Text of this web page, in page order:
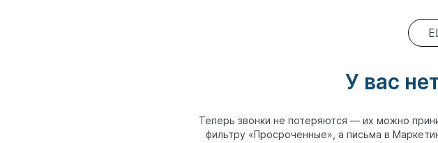
У вас
Теперь звонки не потеряются — их можно
фильтру «Просроченные», а письма в